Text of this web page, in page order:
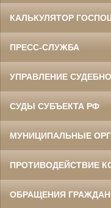
КАЛЬКУЛЯТОР
ПРЕСС-СЛУЖБА
УПРАВЛЕНИЕ
СУДЫ СУБЪЕКТА РФ
МУНИЦИПАЛЬНЫЕ
ПРОТИВОДЕЙСТВИЕ
ОБРАЩЕНИЯ ГРАЖДАН